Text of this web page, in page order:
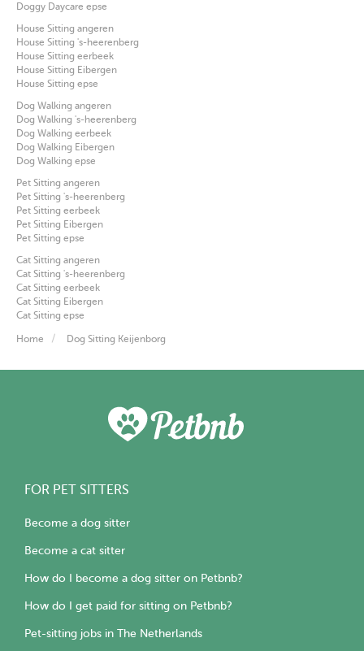
Doggy Daycare epse
House Sitting angeren
House Sitting 's-heerenberg
House Sitting eerbeek
House Sitting Eibergen
House Sitting epse
Dog Walking angeren
Dog Walking 's-heerenberg
Dog Walking eerbeek
Dog Walking Eibergen
Dog Walking epse
Pet Sitting angeren
Pet Sitting 's-heerenberg
Pet Sitting eerbeek
Pet Sitting Eibergen
Pet Sitting epse
Cat Sitting angeren
Cat Sitting 's-heerenberg
Cat Sitting eerbeek
Cat Sitting Eibergen
Cat Sitting epse
Home Dog Sitting Keijenborg
FOR PET SITTERS
Become a dog sitter
Become a cat sitter
How do I become a dog sitter on Petbnb?
How do I get paid for sitting on Petbnb?
Pet-sitting jobs in The Netherlands